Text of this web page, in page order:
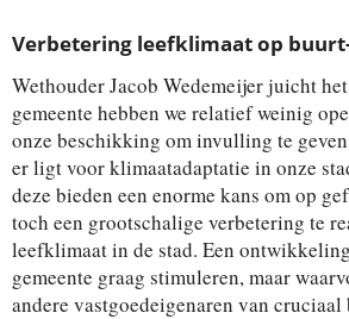
Verbetering leefklimaat op
Wethouder Jacob Wedemeijer juicht
gemeente hebben we relatief weinig
onze beschikking om invulling te geven
er ligt voor klimaatadaptatie in onze
deze bieden een enorme kans om op
toch een grootschalige verbetering te
leefklimaat in de stad. Een
gemeente graag stimuleren, maar
andere vastgoedeigenaren van cruciaal